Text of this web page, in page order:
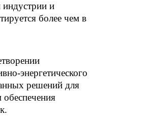
индустрии и
более чем в
энергетического
решений для